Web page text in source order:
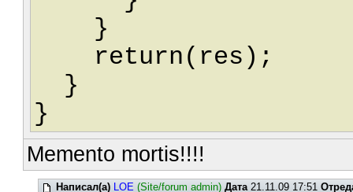
}
return(res);
}
}
Memento mortis!!!!
Написал(а) LOE (Site/forum admin) Дата21.11.09 17:51